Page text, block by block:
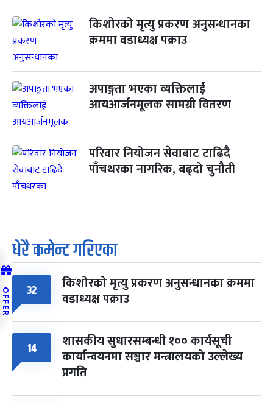
किशोरको मृत्यु प्रकरण अनुसन्धानका
क्रममा वडाध्यक्ष पक्राउ
अपाङ्गता भएका व्यक्तिलाई
आयआर्जनमूलक सामग्री वितरण
परिवार नियोजन सेवाबाट टाढिदै
पाँचथरका नागरिक, बढ्दो चुनौती
धेरै कमेन्ट गरिएका
32 किशोरको मृत्यु प्रकरण अनुसन्धानका क्रममा
वडाध्यक्ष पक्राउ
14 शासकीय सुधारसम्बन्धी १०० कार्यसूची
कार्यान्वयनमा सञ्चार मन्त्रालयको उल्लेख्य
प्रगति